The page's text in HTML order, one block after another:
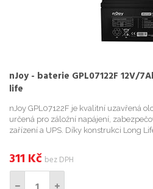
nJoy - baterie GPL07122F 12V/
life
nJoy GPL07122F je kvalitní uzavřená
určená pro záložní napájení,
zařízení a UPS. Díky konstrukci Long
311 Kč bez DPH